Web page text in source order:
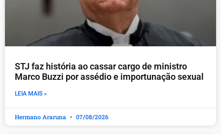
STJ faz história ao cassar cargo de ministro
Marco Buzzi por assédio e importunação sexual
LEIA MAIS »
Hermano Araruna 07/08/2026